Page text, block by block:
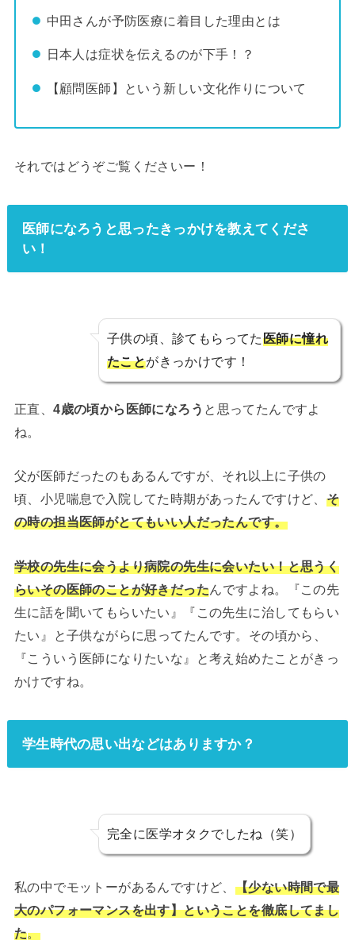
中田さんが予防医療に着目した理由とは
日本人は症状を伝えるのが下手！？
【顧問医師】という新しい文化作りについて
それではどうぞご覧くださいー！
医師になろうと思ったきっかけを教えてくださ
い！
子供の頃、診てもらってた医師に憧れ
たことがきっかけです！
正直、4歳の頃から医師になろう と思ってたんですよ
ね。
父が医師だったのもあるんですが、それ以上に子供の
頃、小児喘息で入院してた時期があったんですけど、 そ
の時の担当医師がとてもいい人だったんです。
学校の先生に会うより病院の先生に会いたい！と思うく
らいその医師のことが好きだったんですよね。『この先
生に話を聞いてもらいたい』『この先生に治してもらい
たい』と子供ながらに思ってたんです。その頃から、
『こういう医師になりたいな』と考え始めたことがきっ
かけですね。
学生時代の思い出などはありますか？
完全に医学オタクでしたね（笑）
私の中でモットーがあるんですけど、 【少ない時間で最
大のパフォーマンスを出す】ということを徹底してまし
た。